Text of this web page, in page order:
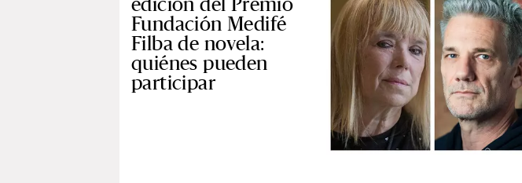
Fundación Medifé
Filba de novela:
quiénes pueden
participar